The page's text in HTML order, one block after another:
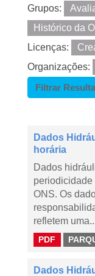
Grupos:
Histórico da
Licenças:
Organizações:
Filtrar
Dados
horária
Dados
ONS. Os
refletem
PDF
Dados